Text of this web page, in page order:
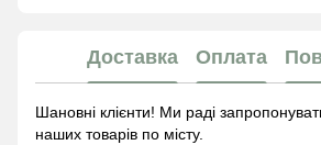
Доставка Оплата
Шановні клієнти! Ми раді
наших товарів по місту.